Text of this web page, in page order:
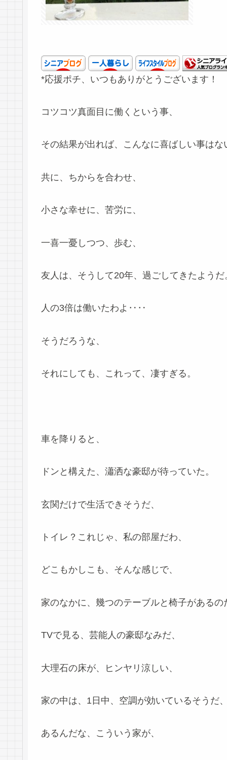
*応援ポチ、いつもありがとうございます！
コツコツ真面目に働くという事、
その結果が出れば、こんなに喜ばしい事はな
共に、ちからを合わせ、
小さな幸せに、苦労に、
一喜一憂しつつ、歩む、
友人は、そうして20年、過ごしてきたようだ
人の3倍は働いたわよ‥‥
そうだろうな、
それにしても、これって、凄すぎる。
車を降りると、
ドンと構えた、瀟洒な豪邸が待っていた。
玄関だけで生活できそうだ、
トイレ？これじゃ、私の部屋だわ、
どこもかしこも、そんな感じで、
家のなかに、幾つのテーブルと椅子があるの
TVで見る、芸能人の豪邸なみだ、
大理石の床が、ヒンヤリ涼しい、
家の中は、1日中、空調が効いているそうだ
あるんだな、こういう家が、